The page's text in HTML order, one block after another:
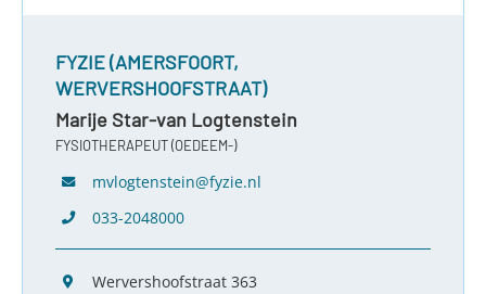
FYZIE (AMERSFOORT,
WERVERSHOOFSTRAAT)
Marije Star-van Logtenstein
FYSIOTHERAPEUT (OEDEEM-)
mvlogtenstein@fyzie.nl
033-2048000
Wervershoofstraat 363